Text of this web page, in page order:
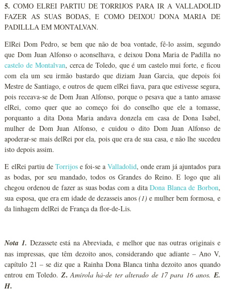
5. COMO ELREI PARTIU DE TORRIJOS PARA IR A VALLADOLID
FAZER AS SUAS BODAS, E COMO DEIXOU DONA MARIA DE
PADILLLA EM MONTALVAN.
ElRei Dom Pedro, se bem que não de boa vontade, fê-lo assim, segundo
que Dom Juan Alfonso o aconselhava, e deixou Dona Maria de Padilla no
castelo de Montalvan, cerca de Toledo, que é um castelo mui forte, e ficou
com ela um seu irmão bastardo que diziam Juan Garcia, que depois foi
Mestre de Santiago, e outros de quem elRei fiava, para que estivesse segura,
pois receava-se de Dom Juan Alfonso, porque o pesava que a tanto amasse
elRei, como quer que ao começo foi do conselho que ele a tomasse,
porquanto a dita Dona Maria andava donzela em casa de Dona Isabel,
mulher de Dom Juan Alfonso, e cuidou o dito Dom Juan Alfonso de
apoderar-se mais delRei por ela, pois que era de sua casa, e não lhe sucedeu
isto depois assim.
E elRei partiu de Torrijose foi-se aValladolid, onde eram já ajuntados para
as bodas, por seu mandado, todos os Grandes do Reino. E logo que ali
chegou ordenou de fazer as suas bodas com a ditaDona Blanca de Borbon,
sua esposa, que era em idade de dezasseis anos(1) e mulher bem formosa, e
da linhagem delRei de França da flor-de-Lis.
Nota 1. Dezassete está na Abreviada, e melhor que nas outras originais e
nas impressas, que têm dezoito anos, considerando que adiante – Ano V,
capítulo 21 – se diz que a Rainha Dona Blanca tinha dezoito anos quando
entrou em Toledo. Z. Amírola há-de ter alterado de 17 para 16 anos.E.
H.